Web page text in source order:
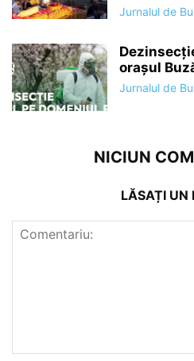
Jurnalul de
orașul
Jurnalul de
NICIUN
LĂSAȚI UN